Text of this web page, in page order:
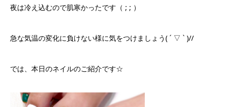
夜は冷え込むので肌寒かったです（ ; ; ）
急な気温の変化に負けない様に気をつけましょう( ´ ▽ ` )//
では、本日のネイルのご紹介です☆